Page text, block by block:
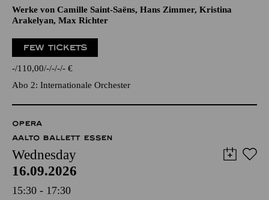
Werke von Camille Saint-Saëns, Hans Zimmer, Kristina
Arakelyan, Max Richter
FEW TICKETS
- 110,00 - - - - €
Abo 2: Internationale Orchester
OPERA
AALTO BALLETT ESSEN
Wednesday
16.09.2026
15:30 - 17:30